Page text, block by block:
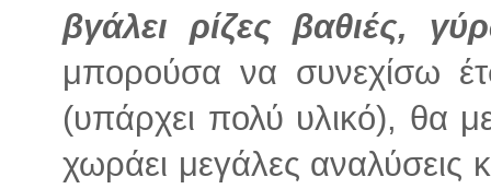
βγάλει ρίζες βαθιές,
μπορούσα να συνεχίσω
(υπάρχει πολύ υλικό), θα
χωράει μεγάλες αναλύσεις